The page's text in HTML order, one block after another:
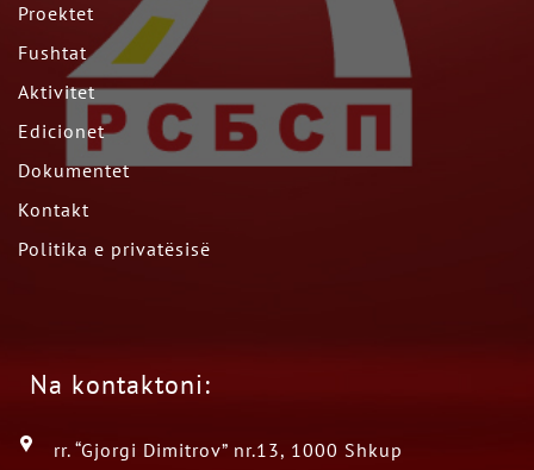
Proektet
Fushtat
Aktivitet
Edicionet
Dokumentet
Kontakt
Politika e privatësisë
Na kontaktoni:
rr. “Gjorgi Dimitrov” nr.13, 1000 Shkup